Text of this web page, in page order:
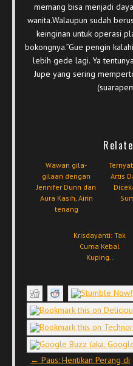
memang bisa menjadi
wanita.Walaupun sudah
keinginan untuk operasi
bokongnya.”Gue pengin
lebih gede lagi. Ya
Jupe yang sering
Wawan gila-
gilaan dengan
Jennifer Dunn dan
Aura Kasih, Airin
tenang
Artis
Krisdayanti: Tak
Cuma Kebal
Kuping..
Post navigation
← Paus: Hentikan Perang di